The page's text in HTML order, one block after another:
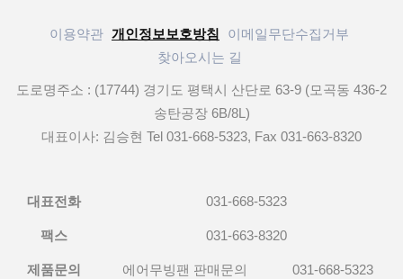
이용약관 개인정보보호방침
이메일무단수집거부
찾아오시는 길
도로명주소 : (17744) 경기도 평택시 산단로 63-9 (모곡동 436-2
송탄공장 6B/8L)
대표이사: 김승현 Tel 031-668-5323, Fax 031-663-8320
대표전화 031-668-5323
팩스 031-663-8320
제품문의 에어무빙팬 판매문의 031-668-5323